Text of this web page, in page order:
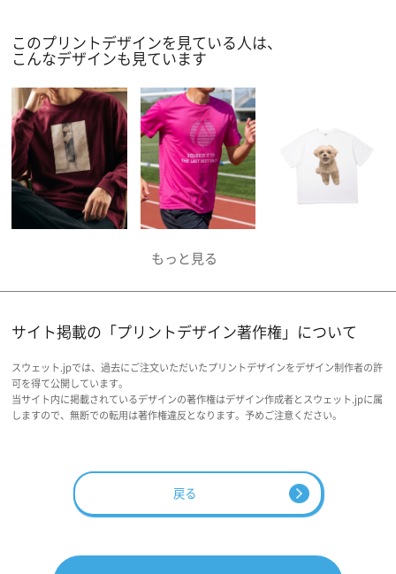
このプリントデザインを見ている人は、
こんなデザインも見ています
サイト掲載の「プリントデザイン著作権」について
スウェット.jpでは、過去にご注文いただいたプリントデザインをデザイン制作者の許
可を得て公開しています。
当サイト内に掲載されているデザインの著作権はデザイン作成者とスウェット.jpに属
しますので、無断での転用は著作権違反となります。予めご注意ください。
戻る